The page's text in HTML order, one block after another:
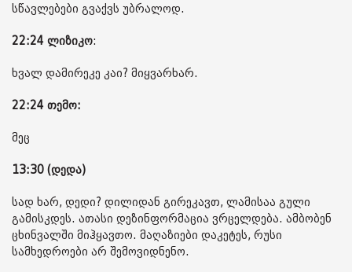
სწავლებები გვაქვს უბრალოდ.
22:24 ლიზიკო:
ხვალ დამირეკე კაი? მიყვარხარ.
22:24 თემო:
მეც
13:30 (დედა)
სად ხარ, დედი? დილიდან გირეკავთ, ლამისაა გული
გამისკდეს. ათასი დეზინფორმაცია ვრცელდება. ამბობენ
ცხინვალში მიჰყავთო. მაღაზიები დაკეტეს, რუსი
სამხედროები არ შემოვიდნენო.